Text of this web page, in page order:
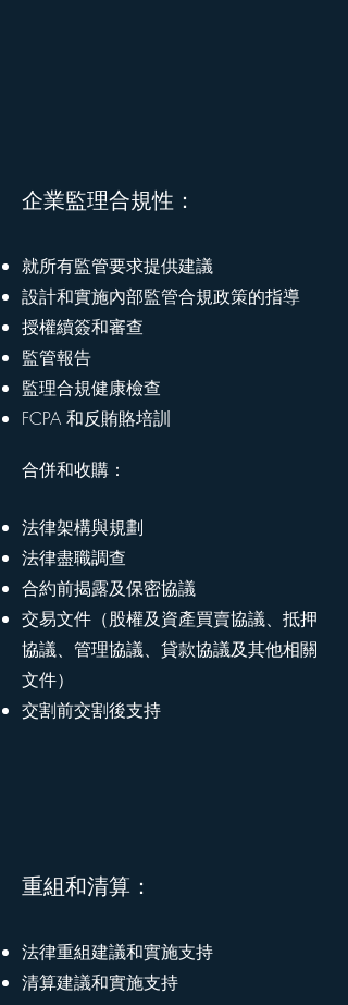
企業監理合規性：
就所有監管要求提供建議
設計和實施內部監管合規政策的指導
授權續簽和審查
監管報告
監理合規健康檢查
FCPA 和反賄賂培訓
合併和收購：
法律架構與規劃
法律盡職調查
合約前揭露及保密協議
交易文件（股權及資產買賣協議、抵押
協議、管理協議、貸款協議及其他相關
文件）
交割前交割後支持
重組和清算：
法律重組建議和實施支持
清算建議和實施支持